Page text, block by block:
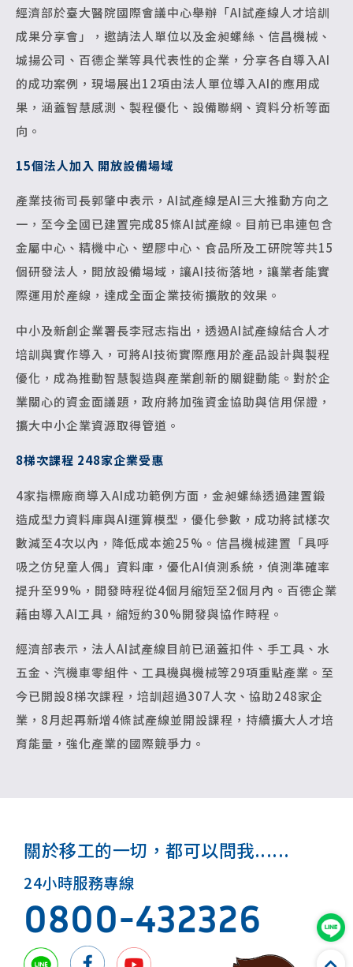
經濟部於臺大醫院國際會議中心舉辦「AI試產線人才培訓
成果分享會」，邀請法人單位以及金昶螺絲、信昌機械、
城揚公司、百德企業等具代表性的企業，分享各自導入AI
的成功案例，現場展出12項由法人單位導入AI的應用成
果，涵蓋智慧感測、製程優化、設備聯網、資料分析等面
向。
15個法人加入 開放設備場域
產業技術司長郭肇中表示，AI試產線是AI三大推動方向之
一，至今全國已建置完成85條AI試產線。目前已串連包含
金屬中心、精機中心、塑膠中心、食品所及工研院等共15
個研發法人，開放設備場域，讓AI技術落地，讓業者能實
際運用於產線，達成全面企業技術擴散的效果。
中小及新創企業署長李冠志指出，透過AI試產線結合人才
培訓與實作導入，可將AI技術實際應用於產品設計與製程
優化，成為推動智慧製造與產業創新的關鍵動能。對於企
業關心的資金面議題，政府將加強資金協助與信用保證，
擴大中小企業資源取得管道。
8梯次課程 248家企業受惠
4家指標廠商導入AI成功範例方面，金昶螺絲透過建置鍛
造成型力資料庫與AI運算模型，優化參數，成功將試樣次
數減至4次以內，降低成本逾25%。信昌機械建置「具呼
吸之仿兒童人偶」資料庫，優化AI偵測系統，偵測準確率
提升至99%，開發時程從4個月縮短至2個月內。百德企業
藉由導入AI工具，縮短約30%開發與協作時程。
經濟部表示，法人AI試產線目前已涵蓋扣件、手工具、水
五金、汽機車零組件、工具機與機械等29項重點產業。至
今已開設8梯次課程，培訓超過307人次、協助248家企
業，8月起再新增4條試產線並開設課程，持續擴大人才培
育能量，強化產業的國際競爭力。
關於移工的一切，都可以問我......
24小時服務專線
0800-432326